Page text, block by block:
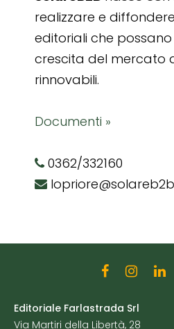
realizzare e
editoriali che
crescita del mercato
rinnovabili.
Documenti »
0362/332160
Editoriale Farlastrada Srl
Via Martiri della Libertà, 28